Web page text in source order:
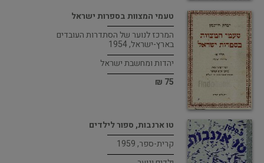
טעמי המצוות בספרות ישראל
המרכז לנוער של הסתדרות העובדים
בארץ-ישראל, 1954
יהדות ומחשבת ישראל
75 ₪
טו ארנבות, ספור לילדים
קרית-ספר, 1959